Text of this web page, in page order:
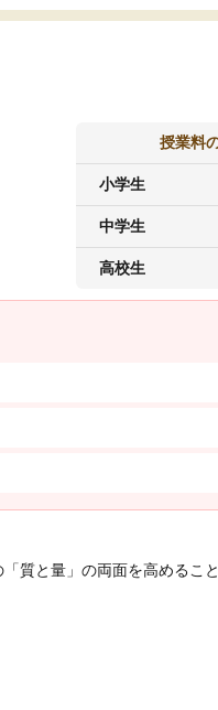
授業料
小学生
中学生
高校生
質と量」の両面を高めるこ